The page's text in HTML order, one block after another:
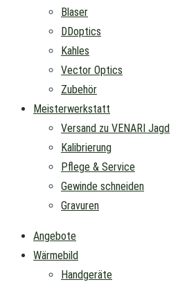
Blaser
DDoptics
Kahles
Vector Optics
Zubehör
Meisterwerkstatt
Versand zu VENARI Jagd
Kalibrierung
Pflege & Service
Gewinde schneiden
Gravuren
Angebote
Wärmebild
Handgeräte